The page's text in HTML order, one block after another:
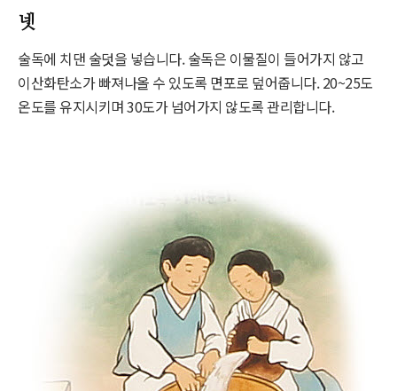
넷
술독에 치댄 술덧을 넣습니다. 술독은 이물질이 들어가지 않고
이산화탄소가 빠져나올 수 있도록 면포로 덮어줍니다. 20~25도
온도를 유지시키며 30도가 넘어가지 않도록 관리합니다.